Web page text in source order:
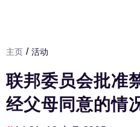
人力资源部
房间人
主页 / 活动
联邦委员会批准
经父母同意的情